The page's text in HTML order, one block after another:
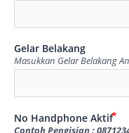
Gelar Belakang
Masukkan Gelar Belakang
No Handphone Aktif
Contoh Pengisian :